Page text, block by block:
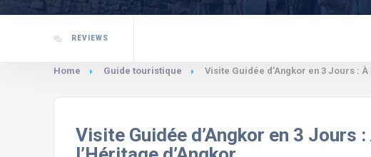
REVIEWS
Home Guide touristique Visite Guidée d’Angkor en 3 Jours :
Visite Guidée d’Angkor en 3 Jours